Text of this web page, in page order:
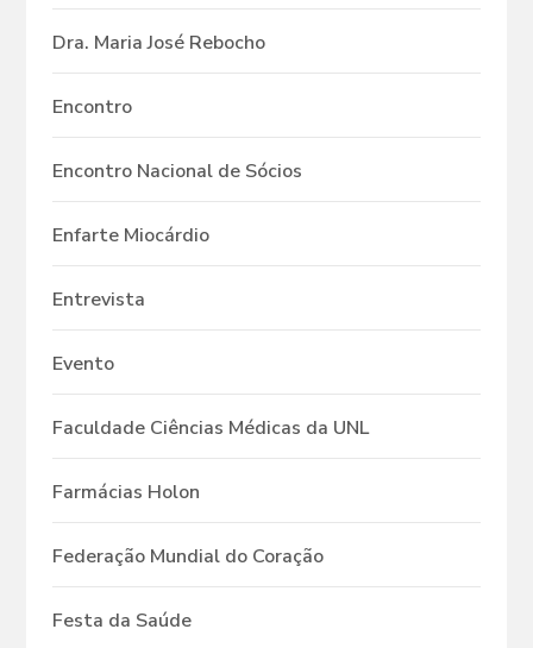
Dra. Maria José Rebocho
Encontro
Encontro Nacional de Sócios
Enfarte Miocárdio
Entrevista
Evento
Faculdade Ciências Médicas da UNL
Farmácias Holon
Federação Mundial do Coração
Festa da Saúde